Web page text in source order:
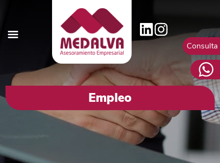
Empleo
Consulta